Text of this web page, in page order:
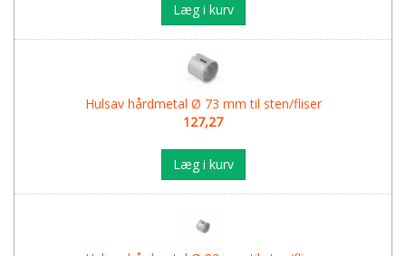
Læg i kurv
Hulsav hårdmetal Ø 73 mm til sten/fliser
127,27
Læg i kurv